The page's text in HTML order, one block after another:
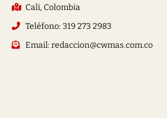
Cali, Colombia
Teléfono: 319 273 2983
Email: redaccion@cwmas.com.co